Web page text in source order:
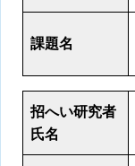
課題名
招へい研究者
氏名